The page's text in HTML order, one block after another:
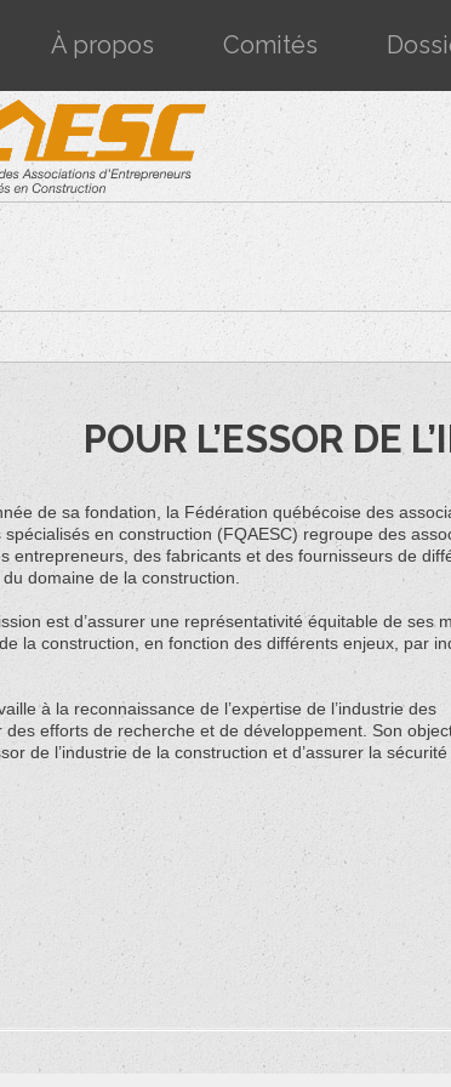
À propos Comités
POUR L’ESSOR DE
de sa fondation, la Fédération québécoise des
spécialisés en construction (FQAESC) regroupe des
entrepreneurs, des fabricants et des fournisseurs de
domaine de la construction.
est d’assurer une représentativité équitable de ses
la construction, en fonction des différents enjeux, par
à la reconnaissance de l’expertise de l’industrie des
des efforts de recherche et de développement. Son
de l’industrie de la construction et d’assurer la sécurité